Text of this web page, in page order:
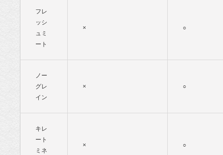
フレ
ッシ
ュミ
ート
× ○
ノー
グレ
イン
× ○
キレ
ート
ミネ
× ○